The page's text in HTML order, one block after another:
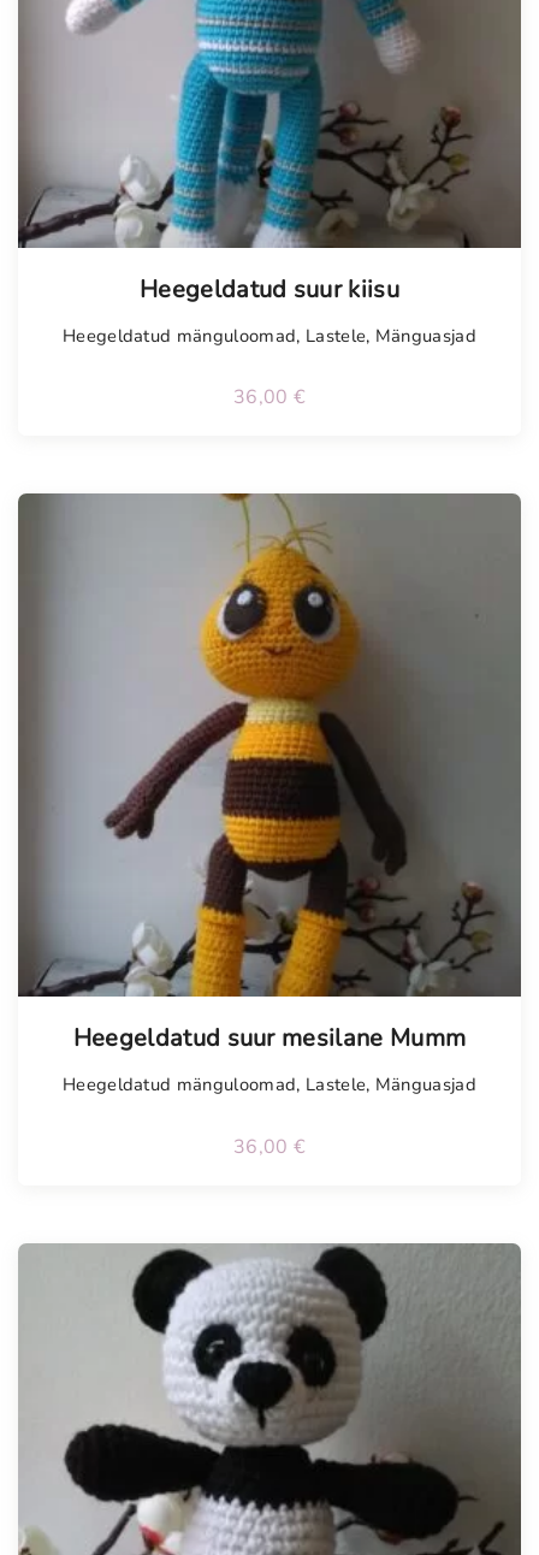
Heegeldatud suur kiisu
Heegeldatud mänguloomad, Lastele, Mänguasjad
36,00 €
Heegeldatud suur mesilane Mumm
Heegeldatud mänguloomad, Lastele, Mänguasjad
36,00 €